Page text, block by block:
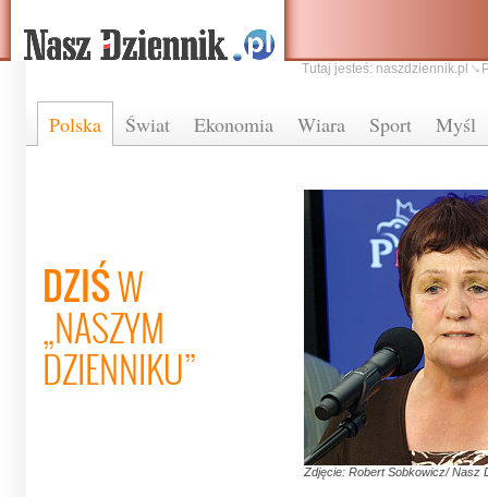
Polska Świat Ekonomia Wiara Sport Myśl
Tutaj jesteś: naszdziennik.pl
DZIŚW
„NASZYM
DZIENNIKU”
Zdjęcie: Robert Sobkowicz/ Nasz